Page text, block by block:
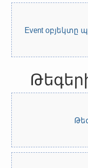
Event